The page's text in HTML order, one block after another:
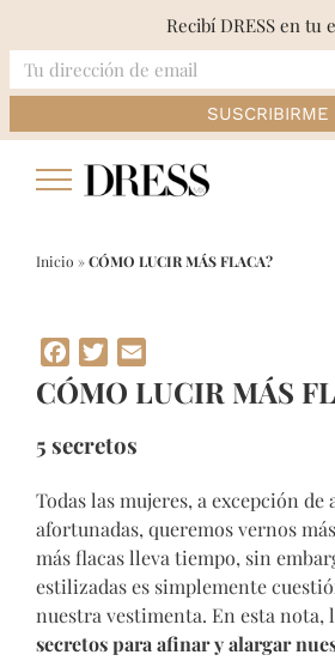
Inicio »CÓMO LUCIR MÁS FLACA?
Facebook
Twitter
CÓMO LUCIR MÁS
5 secretos
Todas las mujeres, a excepción de
afortunadas, queremos vernos
más flacas lleva tiempo, sin
estilizadas es simplemente
nuestra vestimenta. En esta nota,
secretos para afinar y alargar
Recibí DRESS en tu